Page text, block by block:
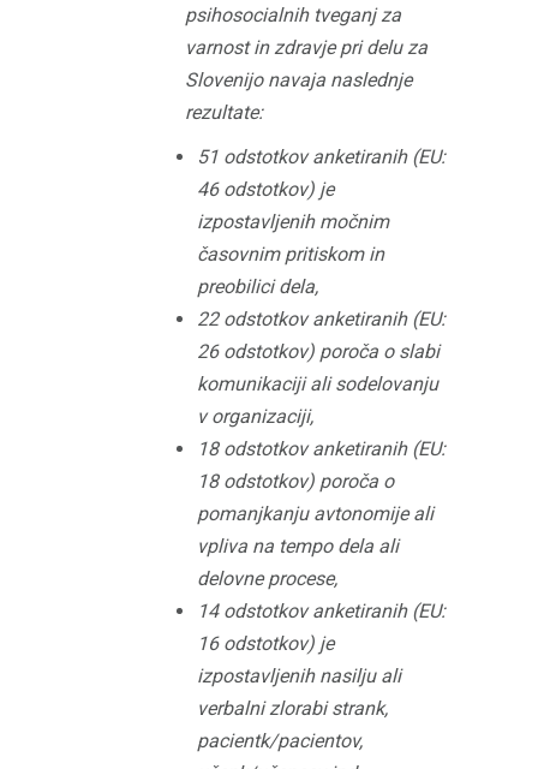
psihosocialnih tveganj za
varnost in zdravje pri delu za
Slovenijo navaja naslednje
rezultate:
51 odstotkov anketiranih (EU:
46 odstotkov) je
izpostavljenih močnim
časovnim pritiskom in
preobilici dela,
22 odstotkov anketiranih (EU:
26 odstotkov) poroča o slabi
komunikaciji ali sodelovanju
v organizaciji,
18 odstotkov anketiranih (EU:
18 odstotkov) poroča o
pomanjkanju avtonomije ali
vpliva na tempo dela ali
delovne procese,
14 odstotkov anketiranih (EU:
16 odstotkov) je
izpostavljenih nasilju ali
verbalni zlorabi strank,
pacientk/pacientov,